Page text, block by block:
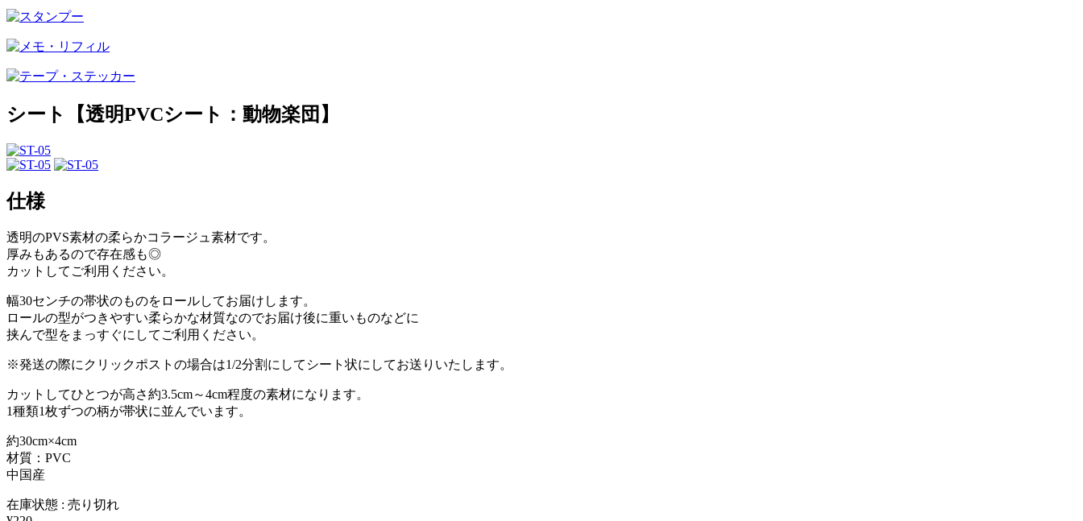
シート【透明PVCシート：動物楽団】
仕様
透明のPVS素材の柔らかコラージュ素材です。
厚みもあるので存在感も◎
カットしてご利用ください。
幅30センチの帯状のものをロールしてお届けします。
ロールの型がつきやすい柔らかな材質なのでお届け後に重いものなどに
挟んで型をまっすぐにしてご利用ください。
※発送の際にクリックポストの場合は1/2分割にしてシート状にしてお送りいたします。
カットしてひとつが高さ約3.5cm～4cm程度の素材になります。
1種類1枚ずつの柄が帯状に並んでいます。
約30cm×4cm
材質：PVC
中国産
在庫状態 : 売り切れ